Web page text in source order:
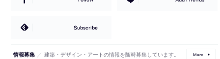
Subscribe
情報募集 ／ 建築・デザイン・アートの情報を随時募集しています。 More